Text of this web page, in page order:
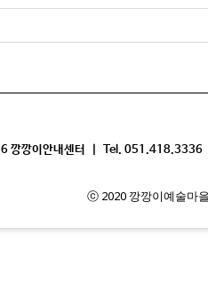
36 깡깡이안내센터 | Tel.
ⓒ 2020 깡깡이예술마을